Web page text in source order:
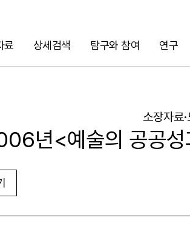
료 상세검색 탐구와 참여 연구
검색
소장자료
년<예술의 공공성